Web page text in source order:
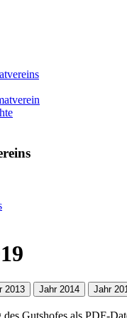
2013 Jahr 2014 Jahr